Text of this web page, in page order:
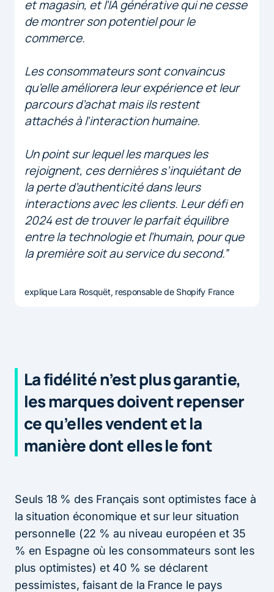
et magasin, et l’IA générative qui ne cesse
de montrer son potentiel pour le
commerce.
Les consommateurs sont convaincus
qu’elle améliorera leur expérience et leur
parcours d’achat mais ils restent
attachés à l’interaction humaine.
Un point sur lequel les marques les
rejoignent, ces dernières s’inquiétant de
la perte d’authenticité dans leurs
interactions avec les clients. Leur défi en
2024 est de trouver le parfait équilibre
entre la technologie et l’humain, pour que
la première soit au service du second.”
explique Lara Rosquët, responsable de Shopify France
La fidélité n’est plus garantie,
les marques doivent repenser
ce qu’elles vendent et la
manière dont elles le font
Seuls 18 % des Français sont optimistes face à
la situation économique et sur leur situation
personnelle (22 % au niveau européen et 35
% en Espagne où les consommateurs sont les
plus optimistes) et 40 % se déclarent
pessimistes, faisant de la France le pays